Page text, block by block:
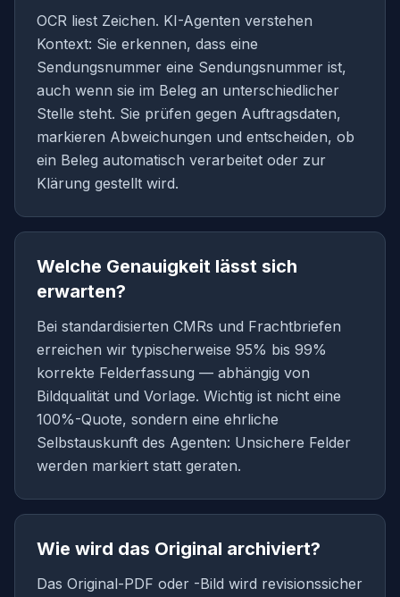
OCR liest Zeichen. KI-Agenten verstehen
Kontext: Sie erkennen, dass eine
Sendungsnummer eine Sendungsnummer ist,
auch wenn sie im Beleg an unterschiedlicher
Stelle steht. Sie prüfen gegen Auftragsdaten,
markieren Abweichungen und entscheiden, ob
ein Beleg automatisch verarbeitet oder zur
Klärung gestellt wird.
Welche Genauigkeit lässt sich
erwarten?
Bei standardisierten CMRs und Frachtbriefen
erreichen wir typischerweise 95% bis 99%
korrekte Felderfassung — abhängig von
Bildqualität und Vorlage. Wichtig ist nicht eine
100%-Quote, sondern eine ehrliche
Selbstauskunft des Agenten: Unsichere Felder
werden markiert statt geraten.
Wie wird das Original archiviert?
Das Original-PDF oder -Bild wird revisionssicher